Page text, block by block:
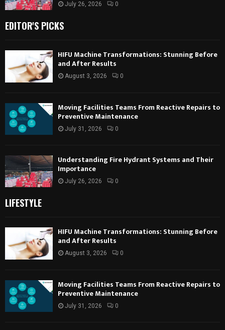
July 26, 2026 0
EDITOR'S PICKS
HIFU Machine Transformations: Stunning Before
and After Results
August 3, 2026 0
Moving Facilities Teams From Reactive Repairs to
Preventive Maintenance
July 31, 2026 0
Understanding Fire Hydrant Systems and Their
Importance
July 26, 2026 0
LIFESTYLE
HIFU Machine Transformations: Stunning Before
and After Results
August 3, 2026 0
Moving Facilities Teams From Reactive Repairs to
Preventive Maintenance
July 31, 2026 0